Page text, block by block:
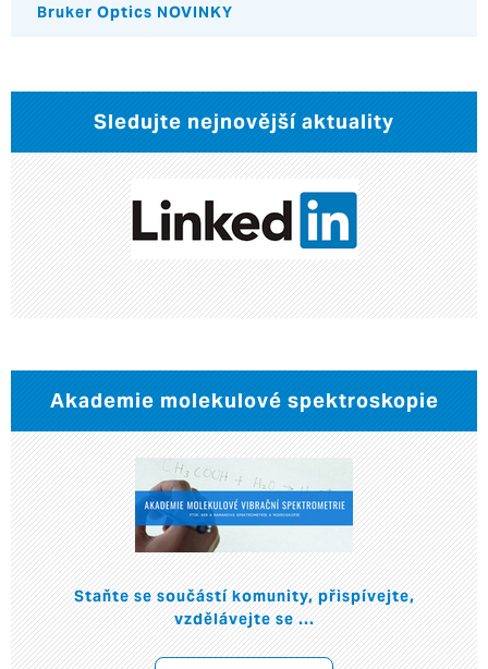
Bruker Optics NOVINKY
Sledujte nejnovější aktuality
Akademie molekulové spektroskopie
Staňte se součástí komunity, přispívejte,
vzdělávejte se ...